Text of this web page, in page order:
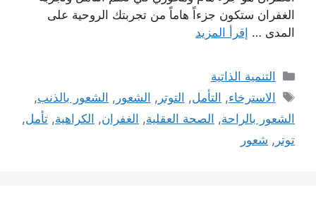
الغفران ستكون جزءاً هاماً من تجربتك الروحية على
المدى … إقرأ المزيد
التصنيفات
التنمية الذاتية
الوسوم
الاسترخاء, التأمل, التوتر , الشعور , الشعور بالذنب,
الشعور بالراحة, الصحة العقلية, الغفران, الكراهية, تأمل,
توتر , شعور